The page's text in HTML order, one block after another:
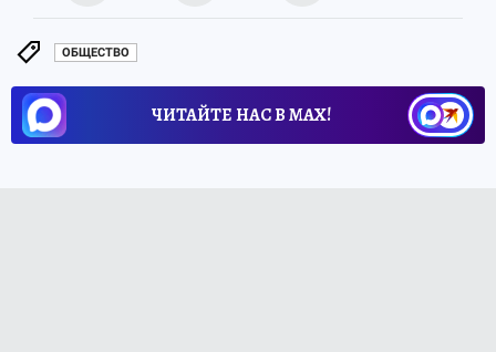
ОБЩЕСТВО
ЧИТАЙТЕ НАС В МАХ!